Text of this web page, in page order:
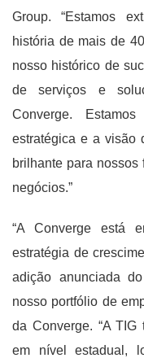
Group. “Estamos
história de mais de
nosso histórico de
de serviços e
Converge.
estratégica e a visão
brilhante para
negócios.”
“A Converge está
estratégia de
adição anunciada
nosso portfólio de
da Converge. “A
em nível estadual,